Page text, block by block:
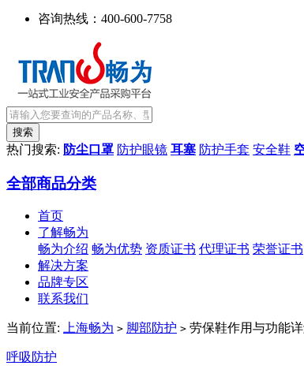
咨询热线： 400-600-7758
热门搜索: 防尘口罩 防护眼镜 耳塞 防护手套 安全鞋
全部商品分类
首页
了解畅为
畅为介绍 畅为优势 资质证书 代理证书 荣誉证书
解决方案
品牌专区
联系我们
当前位置: 上海畅为 > 脚部防护 > 劳保鞋作用与功能
呼吸防护